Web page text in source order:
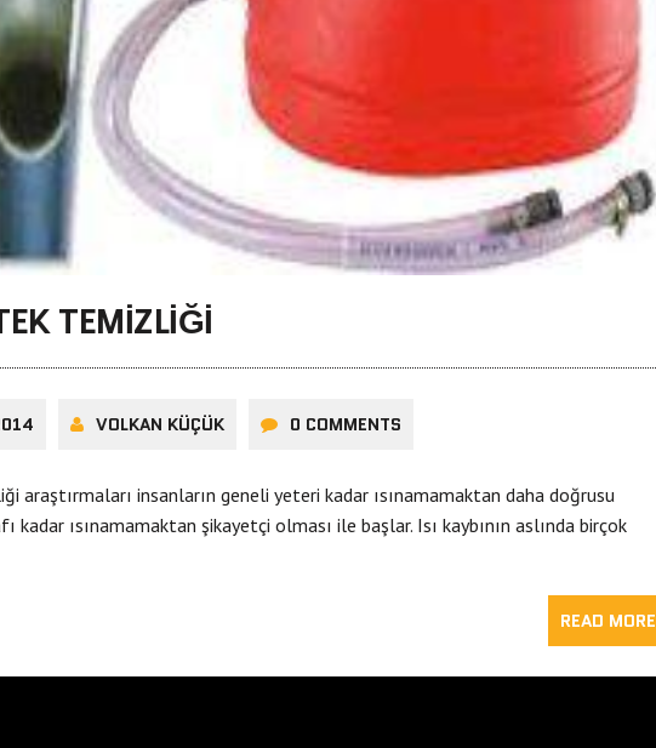
TEMIZLIĞI
VOLKAN KÜÇÜK 0 COMMENTS
araştırmaları insanların geneli yeteri kadar ısınamamaktan daha doğrusu
kadar ısınamamaktan şikayetçi olması ile başlar. Isı kaybının aslında birçok
READ MORE